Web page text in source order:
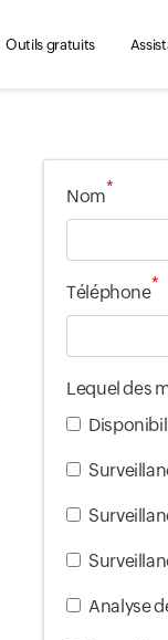
Outils gratuits
Nom*
Téléphone*
Lequel des
Input field
Input field
Input field
Input field
Input field
Analyse